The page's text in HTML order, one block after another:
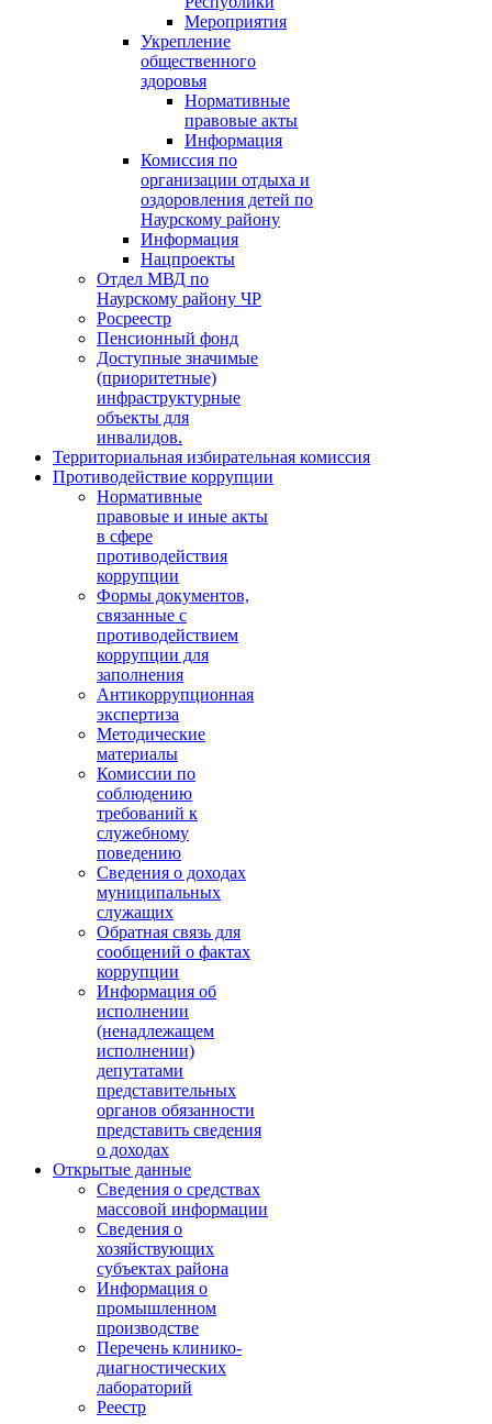
Мероприятия
Укрепление
общественного
здоровья
Нормативные
правовые акты
Информация
Комиссия по
организации отдыха и
оздоровления детей по
Наурскому району
Информация
Нацпроекты
Отдел МВД по
Наурскому району ЧР
Росреестр
Пенсионный фонд
Доступные значимые
(приоритетные)
инфраструктурные
объекты для
инвалидов.
Территориальная избирательная комиссия
Противодействие коррупции
Нормативные
правовые и иные акты
в сфере
противодействия
коррупции
Формы документов,
связанные с
противодействием
коррупции для
заполнения
Антикоррупционная
экспертиза
Методические
материалы
Комиссии по
соблюдению
требований к
служебному
поведению
Сведения о доходах
муниципальных
служащих
Обратная связь для
сообщений о фактах
коррупции
Информация об
исполнении
(ненадлежащем
исполнении)
депутатами
представительных
органов обязанности
представить сведения
о доходах
Открытые данные
Сведения о средствах
массовой информации
Сведения о
хозяйствующих
субъектах района
Информация о
промышленном
производстве
Перечень клинико-
диагностических
лабораторий
Реестр